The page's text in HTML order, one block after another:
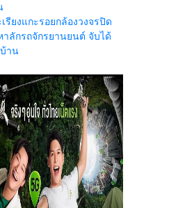
รียงแกะรอยกล้องวงจรปิด
าลักรถจักรยานยนต์ จับได้
าน